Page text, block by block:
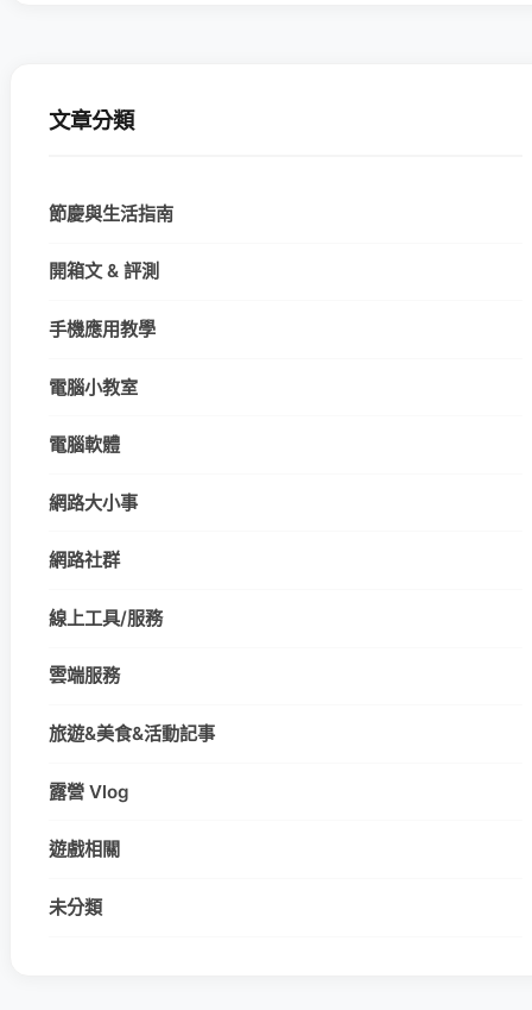
文章分類
節慶與生活指南
開箱文 & 評測
手機應用教學
電腦小教室
電腦軟體
網路大小事
網路社群
線上工具/服務
雲端服務
旅遊&美食&活動記事
露營 Vlog
遊戲相關
未分類